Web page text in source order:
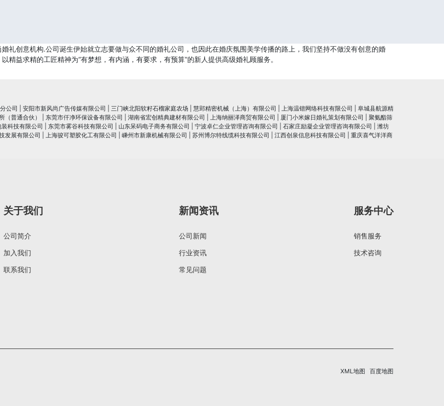
礼创意机构.公司诞生伊始就立志要做与众不同的婚礼公司，也因此在婚庆氛围美学传播的路上，我们坚持不做没有创意的婚
精益求精的工匠精神为“有梦想，有内涵，有要求，有预算”的新人提供高级婚礼顾服务。
公司 安阳市新风尚广告传媒有限公司 三门峡北阳软籽石榴家庭农场 慧郢精密机械（上海）有限公司 上海温锴网络科技有限公司
阜城县航源精
（普通合伙）
东莞市仟净环保设备有限公司 湖南省宏创精典建材有限公司 上海纳丽泽商贸有限公司 厦门小米嫁日婚礼策划有限公司
聚氨酯筛
科技有限公司
东莞市雾谷科技有限公司 山东呆码电子商务有限公司 宁波卓仁企业管理咨询有限公司 石家庄励凝企业管理咨询有限公司
潍坊
发展有限公司
上海骏可塑胶化工有限公司 嵊州市新康机械有限公司 苏州博尔特线缆科技有限公司 江西创泉信息科技有限公司 重庆喜气洋洋商
关于我们
公司简介
加入我们
联系我们
新闻资讯
公司新闻
行业资讯
常见问题
服务中心
销售服务
技术咨询
XML地图 百度地图